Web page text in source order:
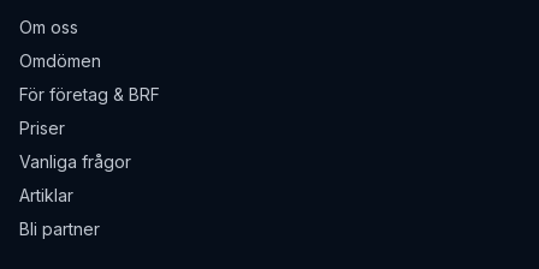
Om oss
Omdömen
För företag & BRF
Priser
Vanliga frågor
Artiklar
Bli partner